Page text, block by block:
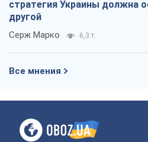
стратегия Украины должна
другой
Серж Марко 6,3 т.
Все мнения